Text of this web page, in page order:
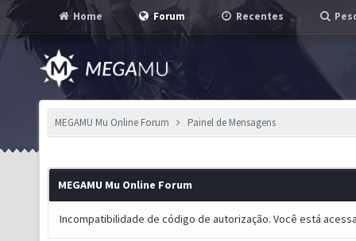
Home Forum Recentes
MEGAMU Mu Online Forum Painel de Mensagens
MEGAMU Mu Online Forum
Incompatibilidade de código de autorização. Você está